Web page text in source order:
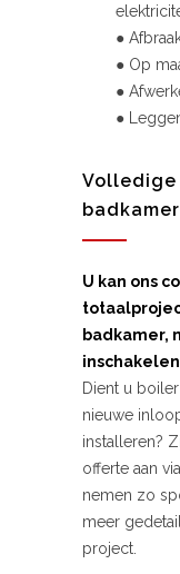
●
● Op
●
●
U kan ons
badkamer,
Dient u
nieuwe
installeren?
offerte aan
nemen zo
meer
project.